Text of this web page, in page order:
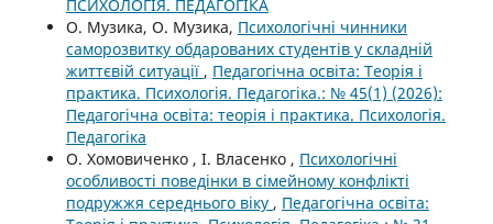
ПСИХОЛОГІЯ. ПЕДАГОГІКА
О. Музика, О. Музика, Психологічні чинники
саморозвитку обдарованих студентів у складній
життєвій ситуації , Педагогічна освіта: Теорія і
практика. Психологія. Педагогіка.: № 45(1) (2026):
Педагогічна освіта: теорія і практика. Психологія.
Педагогіка
О. Хомовиченко , І. Власенко , Психологічні
особливості поведінки в сімейному конфлікті
подружжя середнього віку , Педагогічна освіта: